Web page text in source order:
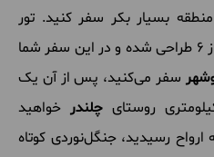
بسیار بکر سفر کنید. تور
دریاچه ارواح، با درجه سختی 1 از 6 طراحی شده و در این سفر شما
سفر می‌کنید، پس از آن یک
چلندر خواهید
رسیدید، جنگل‌نوردی کوتاه